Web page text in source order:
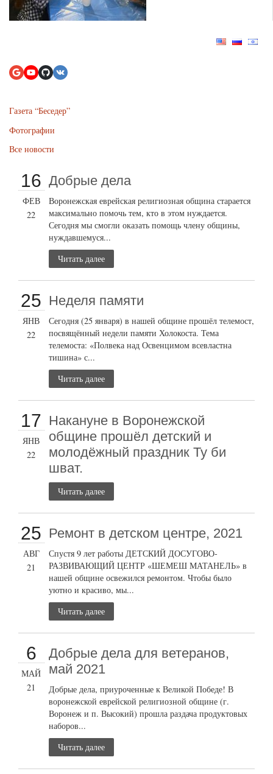
Газета “Беседер”
Фотографии
Все новости
16
ФЕВ
22
Добрые дела
Воронежская еврейская религиозная община старается
максимально помочь тем, кто в этом нуждается.
Сегодня мы смогли оказать помощь члену общины,
нуждавшемуся...
Читать далее
25
ЯНВ
22
Неделя памяти
Сегодня (25 января) в нашей общине прошёл телемост,
посвящённый недели памяти Холокоста. Тема
телемоста: «Полвека над Освенцимом всевластна
тишина» с...
Читать далее
17
ЯНВ
22
Накануне в Воронежской
общине прошёл детский и
молодёжный праздник Ту би
шват.
Читать далее
25
АВГ
21
Ремонт в детском центре, 2021
Спустя 9 лет работы ДЕТСКИЙ ДОСУГОВО-
РАЗВИВАЮЩИЙ ЦЕНТР «ШЕМЕШ МАТАНЕЛЬ» в
нашей общине освежился ремонтом. Чтобы было
уютно и красиво, мы...
Читать далее
6
МАЙ
21
Добрые дела для ветеранов,
май 2021
Добрые дела, приуроченные к Великой Победе! В
воронежской еврейской религиозной общине (г.
Воронеж и п. Высокий) прошла раздача продуктовых
наборов...
Читать далее